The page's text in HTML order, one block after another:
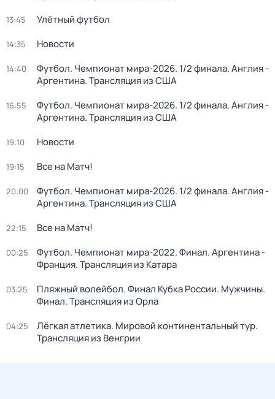
13:45 Улётный футбол
14:35 Новости
14:40
Футбол. Чемпионат мира-2026. 1/2 финала. Англия -
Аргентина. Трансляция из США
16:55
Футбол. Чемпионат мира-2026. 1/2 финала. Англия -
Аргентина. Трансляция из США
19:10 Новости
19:15 Все на Матч!
20:00
Футбол. Чемпионат мира-2026. 1/2 финала. Англия -
Аргентина. Трансляция из США
22:15 Все на Матч!
00:25
Футбол. Чемпионат мира-2022. Финал. Аргентина -
Франция. Трансляция из Катара
03:25
Пляжный волейбол. Финал Кубка России. Мужчины.
Финал. Трансляция из Орла
04:25
Лёгкая атлетика. Мировой континентальный тур.
Трансляция из Венгрии